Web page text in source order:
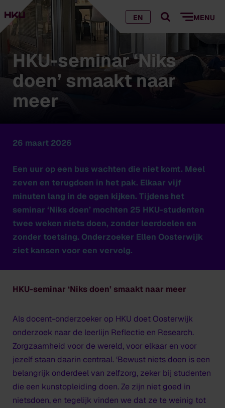
EN MENU
HKU-seminar ‘Niks
doen’ smaakt naar
meer
26 maart 2026
Een uur op een bus wachten die niet komt. Meel
zeven en terugdoen in het pak. Elkaar vijf
minuten lang in de ogen kijken. Tijdens het
seminar ‘Niks doen’ mochten 25 HKU-studenten
twee weken niets doen, zonder leerdoelen en
zonder toetsing. Onderzoeker Ellen Oosterwijk
ziet kansen voor een vervolg.
HKU-seminar ‘Niks doen’ smaakt naar meer
Als docent-onderzoeker op HKU doet Oosterwijk
onderzoek naar de leerlijn Reflectie en Research.
Zorgzaamheid voor de wereld, voor elkaar en voor
jezelf staan daarin centraal. ‘Bewust niets doen is een
belangrijk onderdeel van zelfzorg, zeker bij studenten
die een kunstopleiding doen. Ze zijn niet goed in
nietsdoen, en tegelijk vinden we dat ze te weinig tot